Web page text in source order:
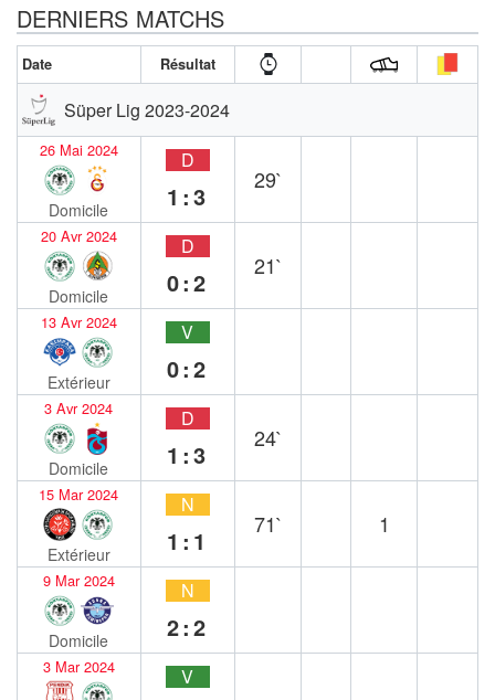
DERNIERS MATCHS
Date Résultat
Süper Lig 2023-2024
26 Mai 2024
Domicile
D
1:3
29`
20 Avr 2024
Domicile
D
0:2
21`
13 Avr 2024
Extérieur
V
0:2
3 Avr 2024
Domicile
D
1:3
24`
15 Mar 2024
Extérieur
N
1:1
71` 1
9 Mar 2024
Domicile
N
2:2
3 Mar 2024 V